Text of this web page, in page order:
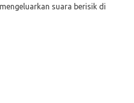
suara berisik di